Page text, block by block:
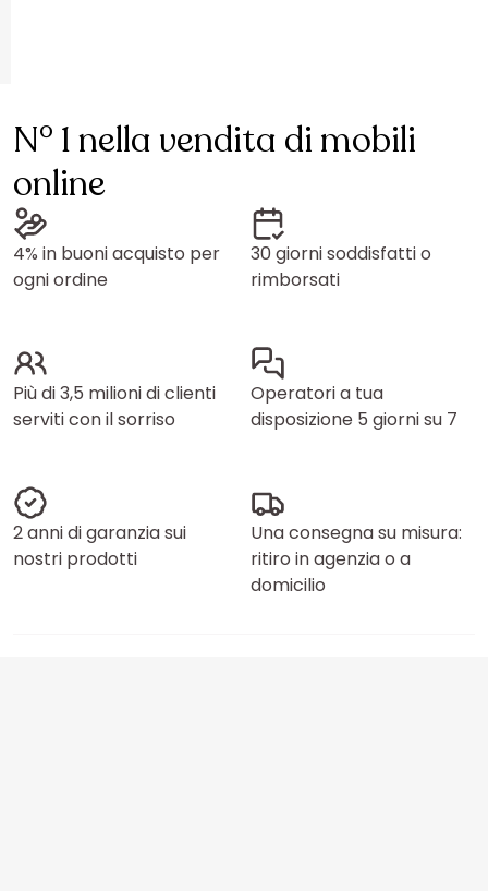
N° 1 nella vendita di mobili
online
4% in buoni acquisto per
ogni ordine
30 giorni soddisfatti o
rimborsati
Più di 3,5 milioni di clienti
serviti con il sorriso
Operatori a tua
disposizione 5 giorni su 7
2 anni di garanzia sui
nostri prodotti
Una consegna su misura:
ritiro in agenzia o a
domicilio